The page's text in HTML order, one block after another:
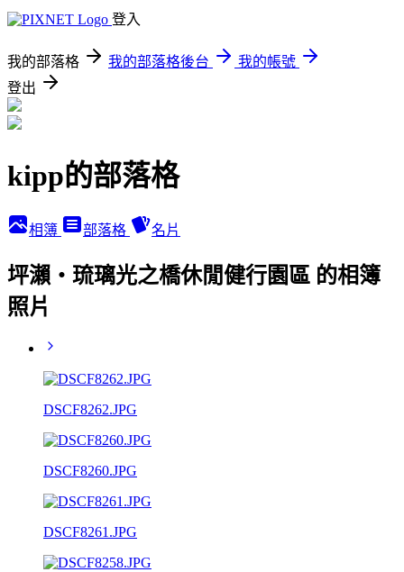
登入
我的部落格 我的部落格後台
我的帳號
登出
kipp的部落格
相簿 部落格 名片
坪瀨‧琉璃光之橋休閒健行園區 的相簿
照片
DSCF8262.JPG
DSCF8260.JPG
DSCF8261.JPG